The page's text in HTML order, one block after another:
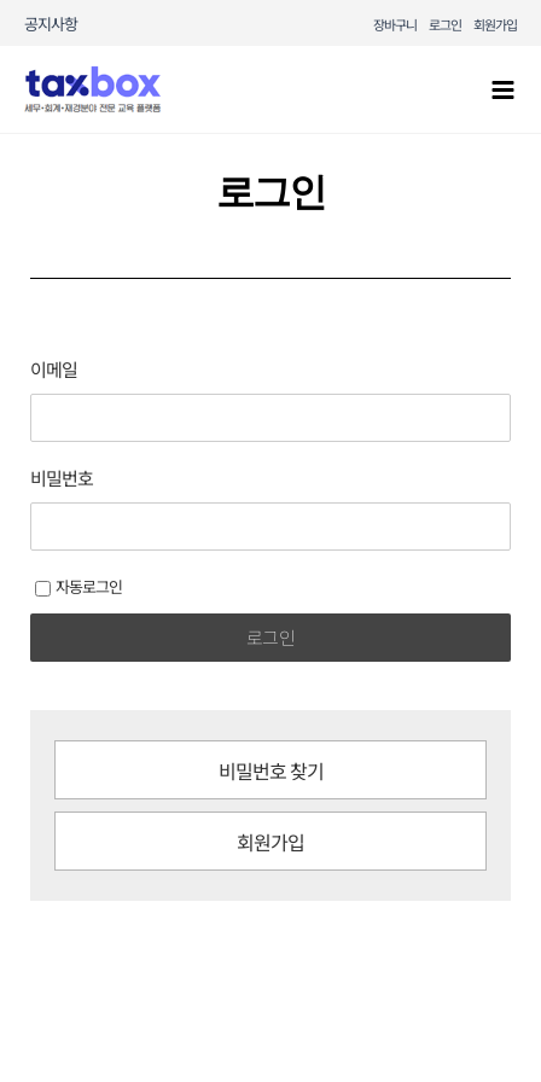
콘텐츠로
공지사항 장바구니 로그인 회원가입
로그인
이메일
비밀번호
자동로그인
로그인
비밀번호 찾기
회원가입